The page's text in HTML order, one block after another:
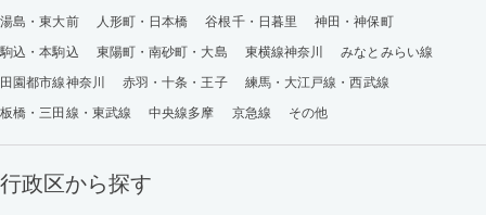
湯島・東大前
人形町・日本橋 谷根千・日暮里
神田・神保町
駒込・本駒込
東陽町・南砂町・大島 東横線神奈川
みなとみらい線
田園都市線神奈川
赤羽・十条・王子
練馬・大江戸線・西武線
板橋・三田線・東武線
中央線多摩 京急線 その他
行政区から探す